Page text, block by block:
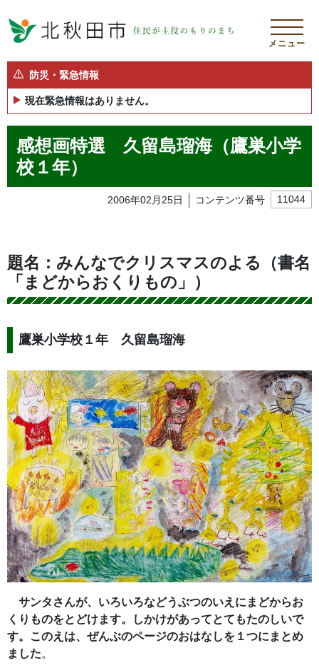
メニュー
防災・緊急情報
現在緊急情報はありません。
感想画特選 久留島瑠海（鷹巣小学
校１年）
2006年02月25日 コンテンツ番号 11044
題名：みんなでクリスマスのよる（書名
「まどからおくりもの」）
鷹巣小学校１年 久留島瑠海
サンタさんが、いろいろなどうぶつのいえにまどからお
くりものをとどけます。しかけがあってとてもたのしいで
す。このえは、ぜんぶのページのおはなしを１つにまとめ
ました。